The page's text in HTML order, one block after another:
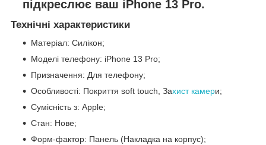
підкреслює ваш iPhone 13 Pro.
Технічні характеристики
Матеріал: Силікон;
Моделі телефону: iPhone 13 Pro;
Призначення: Для телефону;
Особливості: Покриття soft touch, Захист камери;
Сумісність з: Apple;
Стан: Нове;
Форм-фактор: Панель (Накладка на корпус);